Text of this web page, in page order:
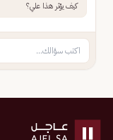
كيف يؤثر هذا علي؟